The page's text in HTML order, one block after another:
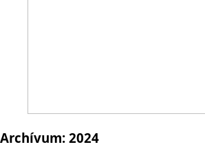
Archívum: 2024